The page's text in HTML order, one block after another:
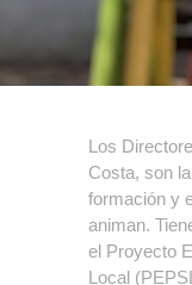
Los
Costa, son
formación y
animan.
el Proyecto
Local